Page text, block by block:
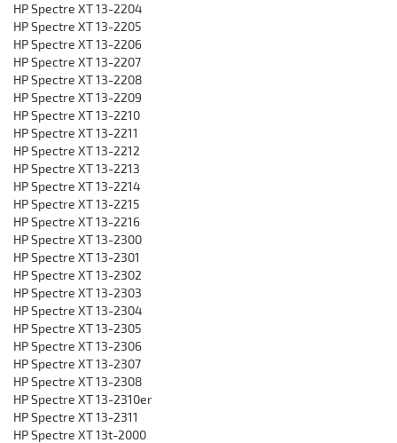
HP Spectre XT 13-2204
HP Spectre XT 13-2205
HP Spectre XT 13-2206
HP Spectre XT 13-2207
HP Spectre XT 13-2208
HP Spectre XT 13-2209
HP Spectre XT 13-2210
HP Spectre XT 13-2211
HP Spectre XT 13-2212
HP Spectre XT 13-2213
HP Spectre XT 13-2214
HP Spectre XT 13-2215
HP Spectre XT 13-2216
HP Spectre XT 13-2300
HP Spectre XT 13-2301
HP Spectre XT 13-2302
HP Spectre XT 13-2303
HP Spectre XT 13-2304
HP Spectre XT 13-2305
HP Spectre XT 13-2306
HP Spectre XT 13-2307
HP Spectre XT 13-2308
HP Spectre XT 13-2310er
HP Spectre XT 13-2311
HP Spectre XT 13t-2000